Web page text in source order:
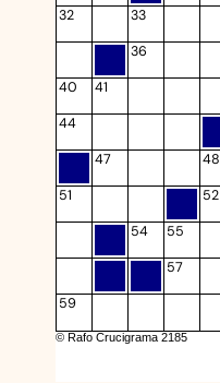
32 33
36
40 41
44
47 48
51 52
54 55
57
59
© Rafo Crucigrama 2185